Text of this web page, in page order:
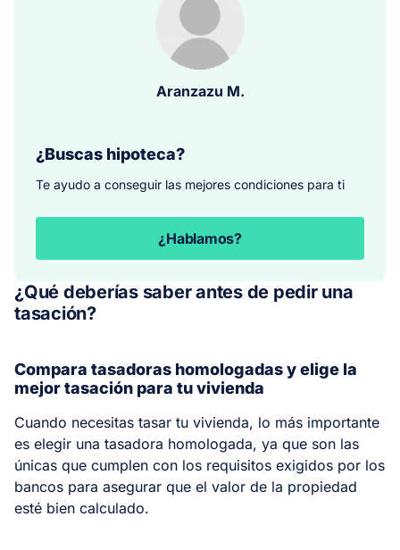
Aranzazu M.
¿Buscas hipoteca?
Te ayudo a conseguir las mejores condiciones para ti
¿Hablamos?
¿Qué deberías saber antes de pedir una
tasación?
Compara tasadoras homologadas y elige la
mejor tasación para tu vivienda
Cuando necesitas tasar tu vivienda, lo más importante
es elegir una tasadora homologada, ya que son las
únicas que cumplen con los requisitos exigidos por los
bancos para asegurar que el valor de la propiedad
esté bien calculado.